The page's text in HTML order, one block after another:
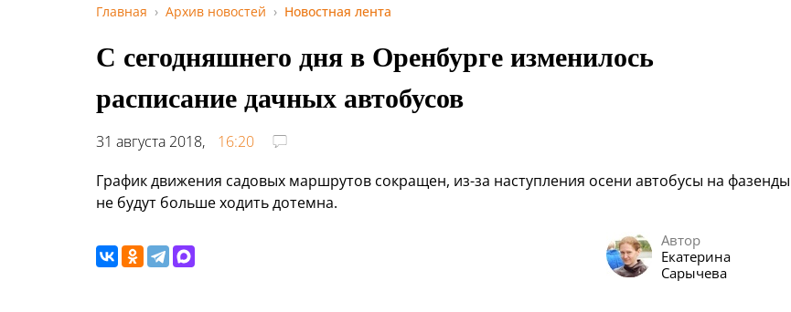
Главная Архив новостей Новостная лента
С сегодняшнего дня в Оренбурге изменилось
расписание дачных автобусов
31 августа 2018,
16:20
График движения садовых маршрутов сокращен, из-за наступления осени автобусы на фазенды
не будут больше ходить дотемна.
Автор
Екатерина
Сарычева